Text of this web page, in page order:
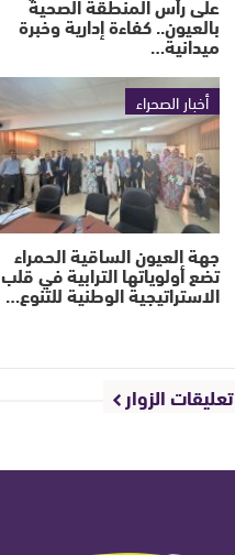
بالعيون.. كفاءة إدارية وخبرة
ميدانية…
أخبار الصحراء
جهة العيون الساقية الحمراء
تضع أولوياتها الترابية في قلب
الاستراتيجية الوطنية للتنوع…
تعليقات الزوار